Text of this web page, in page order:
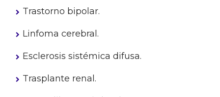
Trastorno bipolar.
Linfoma cerebral.
Esclerosis sistémica difusa.
Trasplante renal.